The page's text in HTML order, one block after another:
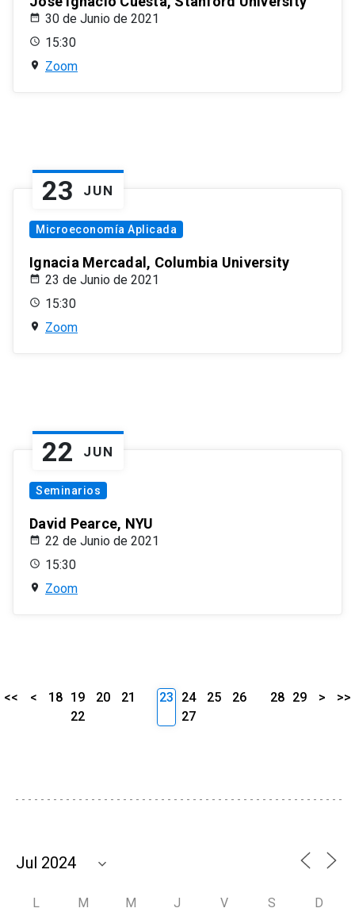
30 de Junio de 2021
15:30
Zoom
23 JUN
Microeconomía Aplicada
Ignacia Mercadal, Columbia University
23 de Junio de 2021
15:30
Zoom
22 JUN
Seminarios
David Pearce, NYU
22 de Junio de 2021
15:30
Zoom
<< < 18 19 20
21
22
23 24 25
26
27
28 29 > >>
L M M J V S D